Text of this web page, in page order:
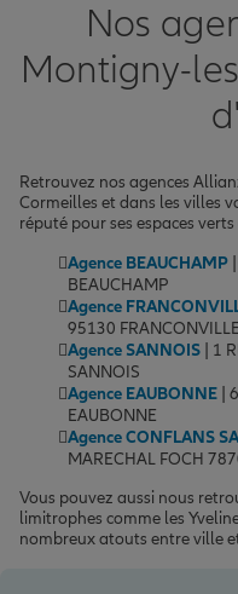
Nos
Montigny-
Retrouvez nos agences
Cormeilles et dans les villes
réputé pour ses espaces
Agence BEAUCHAMP
BEAUCHAMP
Agence
95130
Agence SANNOIS | 1
SANNOIS
Agence EAUBONNE |
EAUBONNE
Agence CONFLANS
MARECHAL FOCH
Vous pouvez aussi nous
limitrophes comme les
nombreux atouts entre ville